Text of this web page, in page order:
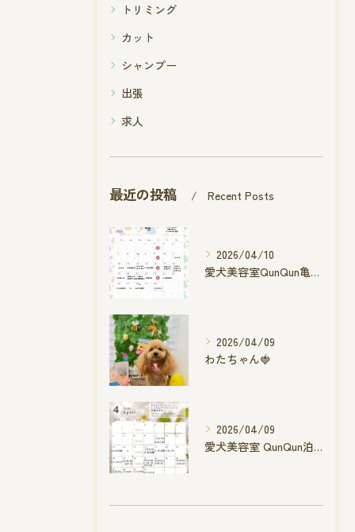
トリミング
カット
シャンプー
出張
求人
最近の投稿 Recent Posts
2026/04/10
愛犬美容室QunQun亀山エコー店
2026/04/09
わたちゃん🍓
2026/04/09
愛犬美容室 QunQun泊店 4月空き状況です